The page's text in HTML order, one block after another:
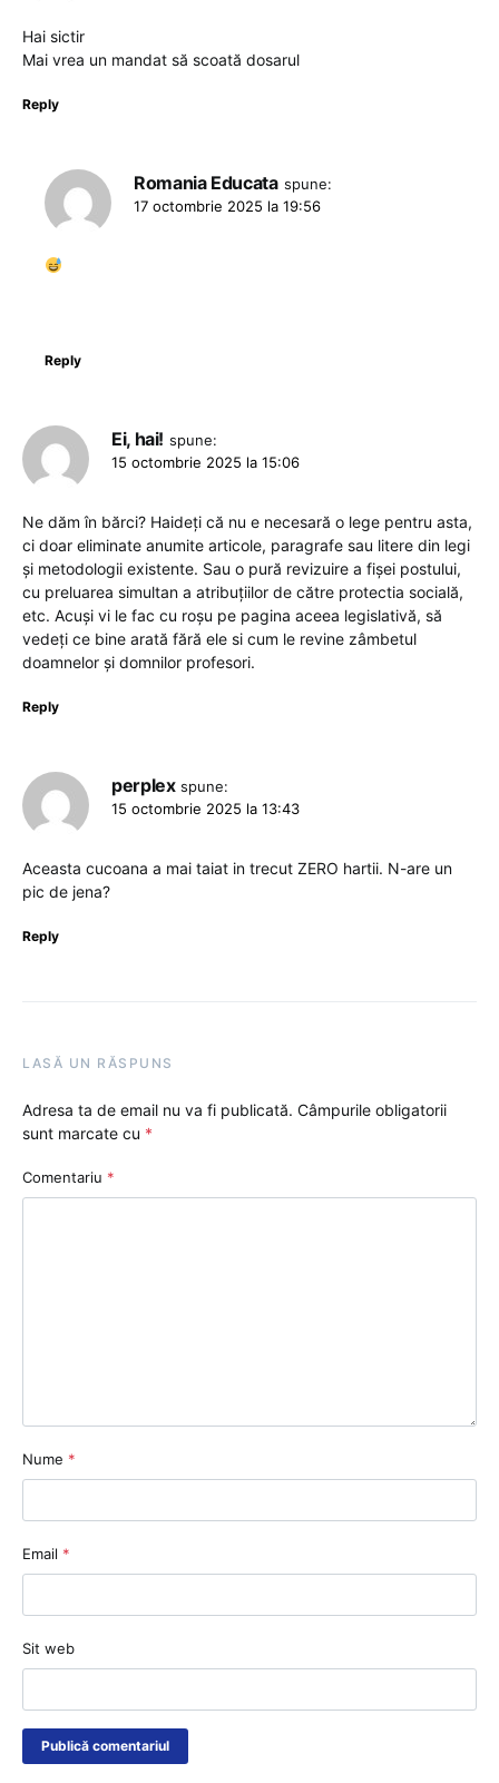
Hai sictir
Mai vrea un mandat să scoată dosarul
Reply
Romania Educata spune:
17 octombrie 2025 la 19:56
Reply
Ei, hai! spune:
15 octombrie 2025 la 15:06
Ne dăm în bărci? Haideți că nu e necesară o lege pentru asta,
ci doar eliminate anumite articole, paragrafe sau litere din legi
și metodologii existente. Sau o pură revizuire a fișei postului,
cu preluarea simultan a atribuțiilor de către protectia socială,
etc. Acuși vi le fac cu roșu pe pagina aceea legislativă, să
vedeți ce bine arată fără ele si cum le revine zâmbetul
doamnelor și domnilor profesori.
Reply
perplex spune:
15 octombrie 2025 la 13:43
Aceasta cucoana a mai taiat in trecut ZERO hartii. N-are un
pic de jena?
Reply
LASĂ UN RĂSPUNS
Adresa ta de email nu va fi publicată. Câmpurile obligatorii
sunt marcate cu *
Comentariu *
Nume *
Email *
Sit web